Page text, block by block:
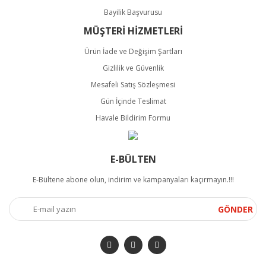
Bayilik Başvurusu
MÜŞTERİ HİZMETLERİ
Ürün İade ve Değişim Şartları
Gizlilik ve Güvenlik
Mesafeli Satış Sözleşmesi
Gün İçinde Teslimat
Havale Bildirim Formu
E-BÜLTEN
E-Bültene abone olun, indirim ve kampanyaları kaçırmayın.!!!
GÖNDER